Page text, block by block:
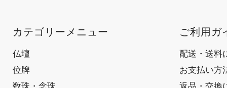
カテゴリーメニュー
仏壇
位牌
数珠・念珠
ご利用ガ
配送・送料
お支払い方
返品・交換